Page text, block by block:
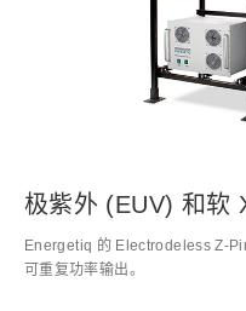
极紫外 (EUV) 和软
Energetiq 的 Electrodeless Z-
可重复功率输出。